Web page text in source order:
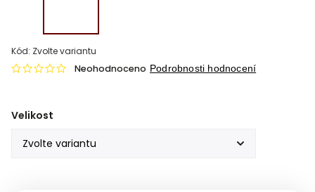
Kód: Zvolte variantu
Neohodnoceno Podrobnosti hodnocení
Velikost